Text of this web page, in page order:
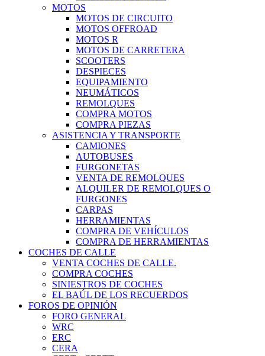
MOTOS
MOTOS DE CIRCUITO
MOTOS OFFROAD
MOTOS R
MOTOS DE CARRETERA
SCOOTERS
DESPIECES
EQUIPAMIENTO
NEUMÁTICOS
REMOLQUES
COMPRA MOTOS
COMPRA PIEZAS
ASISTENCIA Y TRANSPORTE
CAMIONES
AUTOBUSES
FURGONETAS
VENTA DE REMOLQUES
ALQUILER DE REMOLQUES O
FURGONES
CARPAS
HERRAMIENTAS
COMPRA DE VEHÍCULOS
COMPRA DE HERRAMIENTAS
COCHES DE CALLE
VENTA COCHES DE CALLE.
COMPRA COCHES
SINIESTROS DE COCHES
EL BAÚL DE LOS RECUERDOS
FOROS DE OPINIÓN
FORO GENERAL
WRC
ERC
CERA